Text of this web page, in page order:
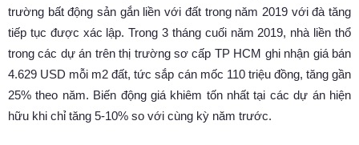
trường bất động sản gắn liền với đất trong năm 2019 với đà tăng
tiếp tục được xác lập. Trong 3 tháng cuối năm 2019, nhà liền thổ
trong các dự án trên thị trường sơ cấp TP HCM ghi nhận giá bán
4.629 USD mỗi m2 đất, tức sắp cán mốc 110 triệu đồng, tăng gần
25% theo năm. Biến động giá khiêm tốn nhất tại các dự án hiện
hữu khi chỉ tăng 5-10% so với cùng kỳ năm trước.